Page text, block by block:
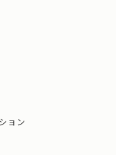
ョン